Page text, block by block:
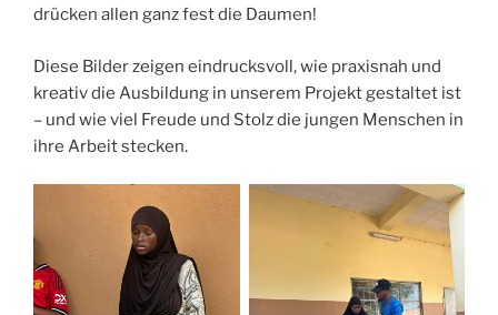
drücken allen ganz fest die Daumen!
Diese Bilder zeigen eindrucksvoll, wie praxisnah und
kreativ die Ausbildung in unserem Projekt gestaltet ist
– und wie viel Freude und Stolz die jungen Menschen in
ihre Arbeit stecken.